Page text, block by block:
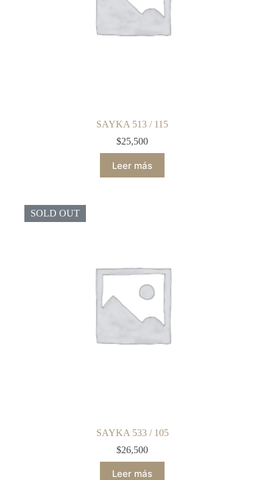
SAYKA 513 / 115
$25,500
Leer más
SOLD OUT
SAYKA 533 / 105
$26,500
Leer más